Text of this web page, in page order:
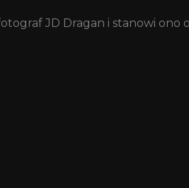
JD Dragan i stanowi ono